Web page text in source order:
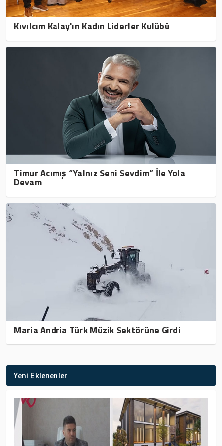
Kıvılcım Kalay'ın Kadın Liderler Kulübü
Timur Acımış “Yalnız Seni Sevdim” İle Yola
Devam
Maria Andria Türk Müzik Sektörüne Girdi
Yeni Eklenenler